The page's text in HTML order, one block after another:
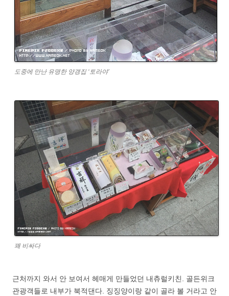
도중에 만난 유명한 양갱집 ‘토라야’
꽤 비싸다
근처까지 와서 안 보여서 헤매게 만들었던 내츄럴키친. 골든위크
관광객들로 내부가 북적댄다. 징징양이랑 같이 골라 볼 거라고 안